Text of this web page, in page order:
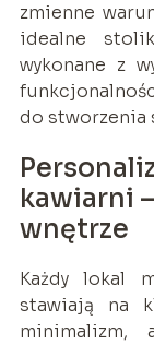
zmienne
idealne
wykonane z
do stworzenia
kawiarni
wnętrze
Każdy lokal
stawiają na